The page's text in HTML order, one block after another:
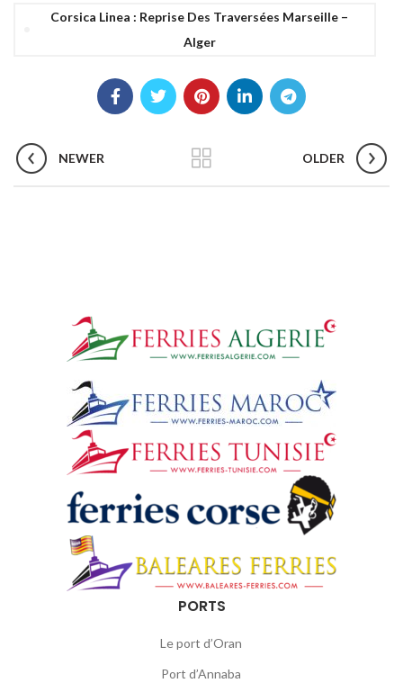
Corsica Linea : Reprise Des Traversées Marseille –
Alger
NEWER OLDER
PORTS
Le port d’Oran
Port d’Annaba